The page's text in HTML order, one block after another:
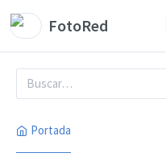
FotoRed
Portada